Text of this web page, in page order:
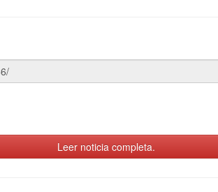
Leer noticia completa.